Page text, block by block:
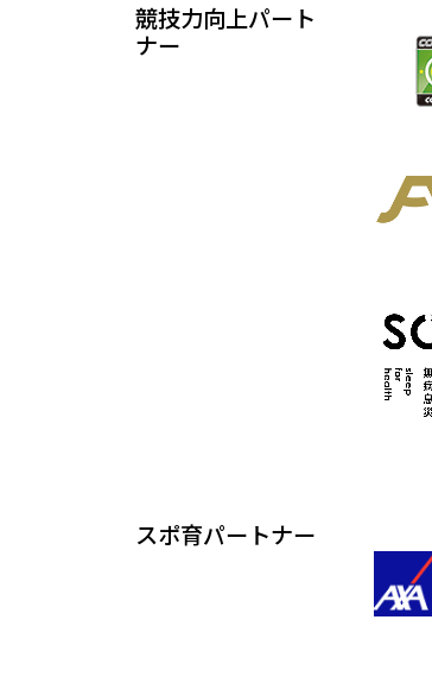
競技力向上パート
ナー
スポ育パートナー